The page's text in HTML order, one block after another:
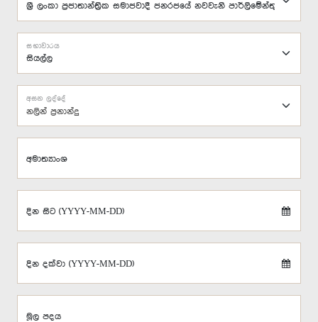
සභාවාරය
නලින් ප්‍රනාන්දු
අසන ලද්දේ
අමාත්‍යාංශ
දින සිට (YYYY-MM-DD)
දින දක්වා (YYYY-MM-DD)
මූල පදය